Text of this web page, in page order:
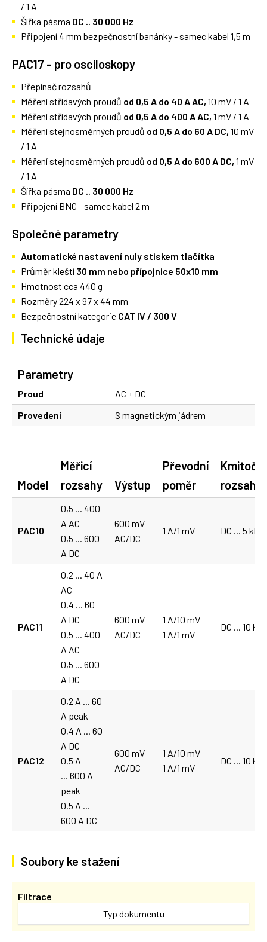
/ 1 A
Šířka pásma DC .. 30 000 Hz
Připojení 4 mm bezpečnostní banánky - samec kabel 1,5 m
PAC17 - pro osciloskopy
Přepínač rozsahů
Měření střídavých proudů od 0,5 A do 40 A AC, 10 mV / 1 A
Měření střídavých proudů od 0,5 A do 400 A AC, 1 mV / 1 A
Měření stejnosměrných proudů od 0,5 A do 60 A DC, 10 mV
/ 1 A
Měření stejnosměrných proudů od 0,5 A do 600 A DC, 1 mV
/ 1 A
Šířka pásma DC .. 30 000 Hz
Připojení BNC - samec kabel 2 m
Společné parametry
Automatické nastavení nuly stiskem tlačítka
Průměr kleští 30 mm nebo přípojnice 50x10 mm
Hmotnost cca 440 g
Rozměry 224 x 97 x 44 mm
Bezpečnostní kategorie CAT IV / 300 V
Technické údaje
Parametry
Proud
AC + DC
Provedení
S magnetickým jádrem
Model
Měřicí
rozsahy
Výstup
Převodní
poměr
rozsah
PAC10
0,5 ... 400
A AC
0,5 ... 600
A DC
600 mV
AC/DC
1 A/1 mV DC ... 5 kHz
PAC11
0,2 ... 40 A
AC
0,4 ... 60
A DC
0,5 ... 400
A AC
0,5 ... 600
A DC
600 mV
AC/DC
1 A/10 mV
1 A/1 mV
DC ... 10
PAC12
0,2 A ... 60
A peak
0,4 A ... 60
A DC
0,5 A
... 600 A
peak
0,5 A ...
600 A DC
600 mV
AC/DC
1 A/10 mV
1 A/1 mV
DC ... 10
Soubory ke stažení
Filtrace
Typ dokumentu